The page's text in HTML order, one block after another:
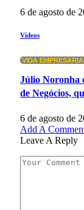
6 de agosto de
Vídeos
VIDA
Júlio Noronha
de Negócios,
6 de agosto de
Add A
Leave A Reply